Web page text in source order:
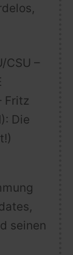
CSU –
Fritz
Die
seinen